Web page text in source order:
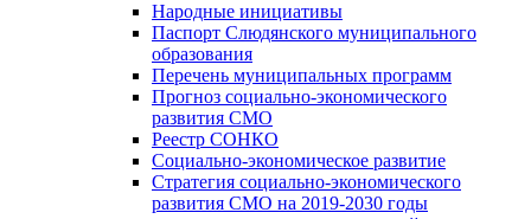
Народные инициативы
Паспорт Слюдянского муниципального
образования
Перечень муниципальных программ
Прогноз социально-экономического
развития СМО
Реестр СОНКО
Социально-экономическое развитие
Стратегия социально-экономического
развития СМО на 2019-2030 годы